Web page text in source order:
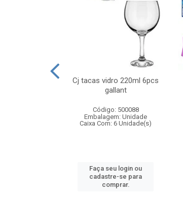
Cj tacas vidro 220ml 6pcs
gallant
Código: 500088
Embalagem: Unidade
Caixa Com: 6 Unidade(s)
Faça seu login ou
cadastre-se para
comprar.